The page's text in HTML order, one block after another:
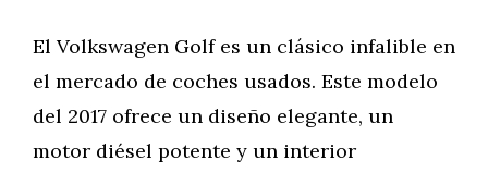
El Volkswagen Golf es un clásico infalible en
el mercado de coches usados. Este modelo
del 2017 ofrece un diseño elegante, un
motor diésel potente y un interior